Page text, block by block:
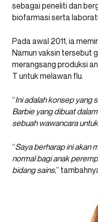
sebagai peneliti dan
biofarmasi serta
Pada awal 2011, ia
Namun vaksin tersebut
merangsang produksi
T untuk melawan flu.
“Ini adalah konsep yang
Barbie yang dibuat
sebuah wawancara
“Saya berharap ini akan
normal bagi anak
bidang sains,”